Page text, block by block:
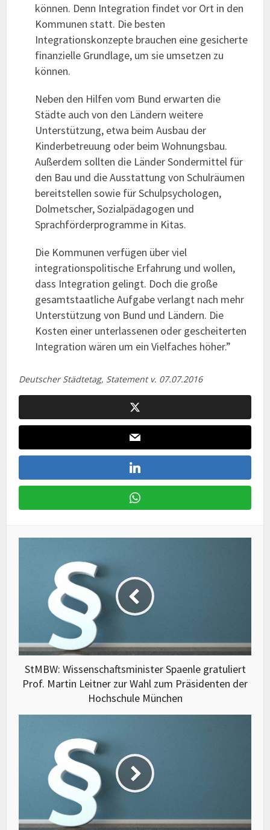
können. Denn Integration findet vor Ort in den
Kommunen statt. Die besten
Integrationskonzepte brauchen eine gesicherte
finanzielle Grundlage, um sie umsetzen zu
können.
Neben den Hilfen vom Bund erwarten die
Städte auch von den Ländern weitere
Unterstützung, etwa beim Ausbau der
Kinderbetreuung oder beim Wohnungsbau.
Außerdem sollten die Länder Sondermittel für
den Bau und die Ausstattung von Schulräumen
bereitstellen sowie für Schulpsychologen,
Dolmetscher, Sozialpädagogen und
Sprachförderprogramme in Kitas.
Die Kommunen verfügen über viel
integrationspolitische Erfahrung und wollen,
dass Integration gelingt. Doch die große
gesamtstaatliche Aufgabe verlangt nach mehr
Unterstützung von Bund und Ländern. Die
Kosten einer unterlassenen oder gescheiterten
Integration wären um ein Vielfaches höher.”
Deutscher Städtetag, Statement v. 07.07.2016
StMBW: Wissenschaftsminister Spaenle gratuliert
Prof. Martin Leitner zur Wahl zum Präsidenten der
Hochschule München